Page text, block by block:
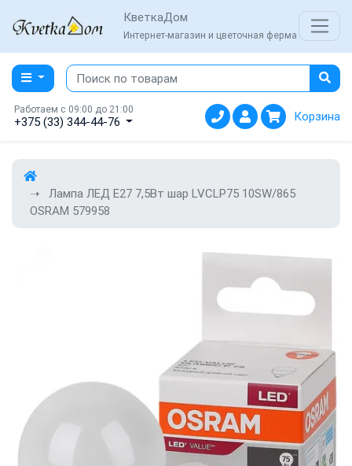
КветкаДом
Интернет-магазин и цветочная ферма
Работаем с 09:00 до 21:00
+375 (33) 344-44-76 Корзина
Лампа ЛЕД E27 7,5Вт шар LVCLP75 10SW/865
OSRAM 579958